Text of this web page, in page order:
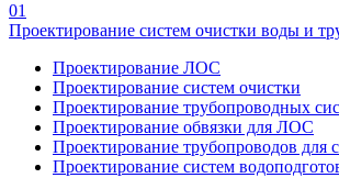
01
Проектирование систем очистки воды и
Проектирование ЛОС
Проектирование систем очистки
Проектирование трубопроводных
Проектирование обвязки для ЛОС
Проектирование трубопроводов для
Проектирование систем